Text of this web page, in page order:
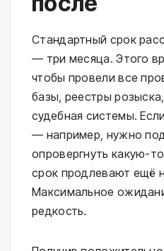
Стандартный срок
— три месяца. Этого
чтобы провели все
базы, реестры
судебная системы.
— например, нужно
опровергнуть какую-
срок продлевают ещё
Максимальное
редкость.